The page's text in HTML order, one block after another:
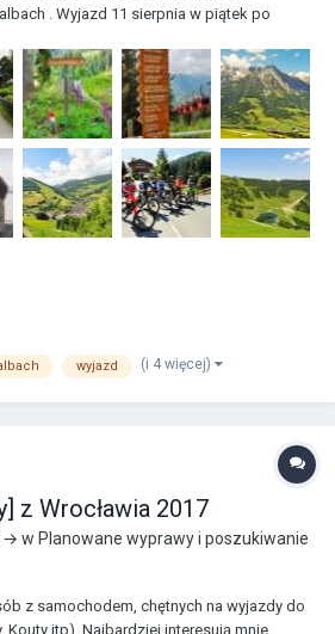
. Wyjazd 11 sierpnia w piątek po
trekingu, zwiedzania, biegania, grania
szczytów i...
wyjazd (i 4 więcej)
z Wrocławia 2017
→ w Planowane wyprawy i poszukiwanie
z samochodem, chętnych na wyjazdy do
Kouty itp). Najbardziej interesują mnie